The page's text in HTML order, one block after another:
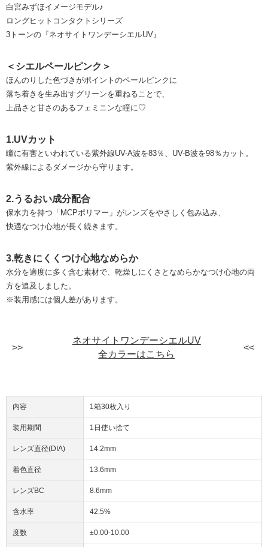
白宮みずほイメージモデル♪
ロングヒットコンタクトシリーズ
3トーンの『ネオサイトワンデーシエルUV』
＜シエルペールピンク＞
ほんのりした色づきがポイントのペールピンクに
落ち着きを生み出すグリーンを重ねることで、
上品さと甘さのあるフェミニンな瞳に♡
1.UVカット
瞳に有害といわれている紫外線UV-A波を83％、UV-B波を98％カット。
紫外線によるダメージから守ります。
2.うるおい成分配合
保水力を持つ「MCPポリマー」がレンズをやさしく包み込み、
快適なつけ心地が長く続きます。
3.乾きにくくつけ心地なめらか
水分を適度に多く含む素材で、乾燥しにくさとなめらかなつけ心地の両
方を追及しました。
※装用感には個人差があります。
ネオサイトワンデーシエルUV
全カラーはこちら
内容 1箱30枚入り
装用期間 1日使い捨て
レンズ直径(DIA) 14.2mm
着色直径 13.6mm
レンズBC 8.6mm
含水率 42.5%
度数 ±0.00-10.00